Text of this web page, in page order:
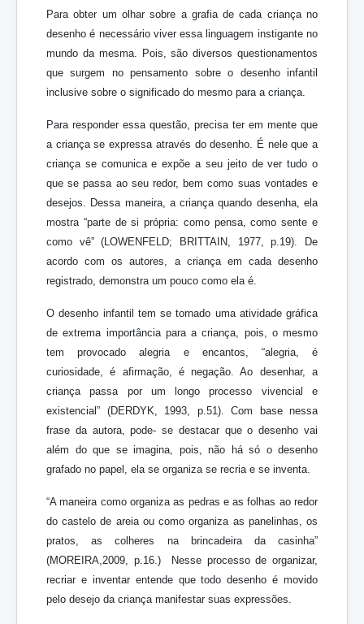
Para obter um olhar sobre a grafia de cada criança no
desenho é necessário viver essa linguagem instigante no
mundo da mesma. Pois, são diversos questionamentos
que surgem no pensamento sobre o desenho infantil
inclusive sobre o significado do mesmo para a criança.
Para responder essa questão, precisa ter em mente que
a criança se expressa através do desenho. É nele que a
criança se comunica e expõe a seu jeito de ver tudo o
que se passa ao seu redor, bem como suas vontades e
desejos. Dessa maneira, a criança quando desenha, ela
mostra “parte de si própria: como pensa, como sente e
como vê” (LOWENFELD; BRITTAIN, 1977, p.19). De
acordo com os autores, a criança em cada desenho
registrado, demonstra um pouco como ela é.
O desenho infantil tem se tornado uma atividade gráfica
de extrema importância para a criança, pois, o mesmo
tem provocado alegria e encantos, “alegria, é
curiosidade, é afirmação, é negação. Ao desenhar, a
criança passa por um longo processo vivencial e
existencial” (DERDYK, 1993, p.51). Com base nessa
frase da autora, pode- se destacar que o desenho vai
além do que se imagina, pois, não há só o desenho
grafado no papel, ela se organiza se recria e se inventa.
“A maneira como organiza as pedras e as folhas ao redor
do castelo de areia ou como organiza as panelinhas, os
pratos, as colheres na brincadeira da casinha”
(MOREIRA,2009, p.16.) Nesse processo de organizar,
recriar e inventar entende que todo desenho é movido
pelo desejo da criança manifestar suas expressões.